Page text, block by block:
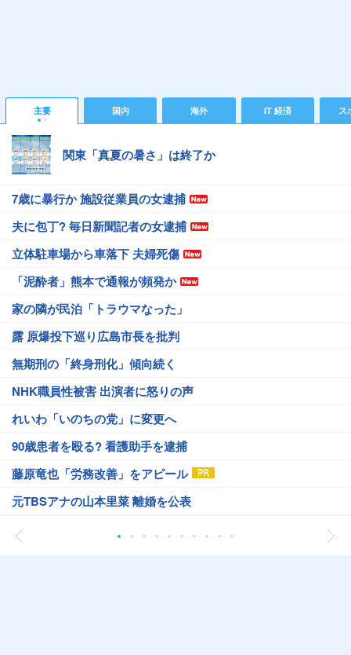
主要 国内 海外 IT 経済 ス
関東「真夏の暑さ」は終了か
7歳に暴行か 施設従業員の女逮捕
夫に包丁? 毎日新聞記者の女逮捕
立体駐車場から車落下 夫婦死傷
「泥酔者」熊本で通報が頻発か
家の隣が民泊「トラウマなった」
露 原爆投下巡り広島市長を批判
無期刑の「終身刑化」傾向続く
NHK職員性被害 出演者に怒りの声
れいわ「いのちの党」に変更へ
90歳患者を殴る? 看護助手を逮捕
藤原竜也「労務改善」をアピール
元TBSアナの山本里菜 離婚を公表